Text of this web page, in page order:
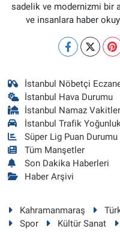
sadelik ve modernizmi bir
ve insanlara haber
İstanbul Nöbetçi
İstanbul Hava Durumu
İstanbul Namaz
İstanbul Trafik
Süper Lig Puan
Tüm Manşetler
Son Dakika Haberleri
Haber Arşivi
Kahramanmaraş
Spor
Kültür Sanat